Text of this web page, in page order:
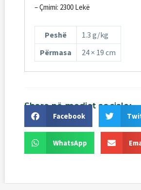
– Çmimi: 2300 Lekë
Peshë
1.3 g/kg
Përmasa
24 × 19 cm
Share në mediat sociale:
Facebook
WhatsApp